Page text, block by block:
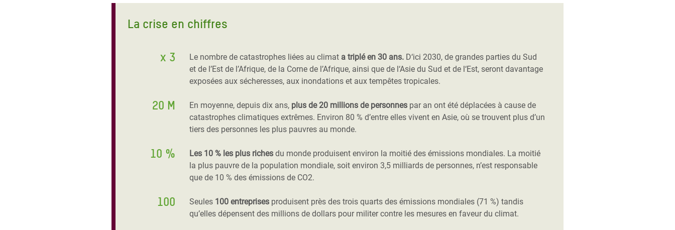
La crise en chiffres
x 3 Le nombre de catastrophes liées au climat a triplé en 30 ans. D‘ici 2030, de grandes parties du Sud
et de l’Est de l’Afrique, de la Corne de l’Afrique, ainsi que de l‘Asie du Sud et de l‘Est, seront davantage
exposées aux sécheresses, aux inondations et aux tempêtes tropicales.
20 M En moyenne, depuis dix ans, plus de 20 millions de personnes par an ont été déplacées à cause de
catastrophes climatiques extrêmes. Environ 80 % d’entre elles vivent en Asie, où se trouvent plus d’un
tiers des personnes les plus pauvres au monde.
10 % Les 10 % les plus riches du monde produisent environ la moitié des émissions mondiales. La moitié
la plus pauvre de la population mondiale, soit environ 3,5 milliards de personnes, n’est responsable
que de 10 % des émissions de CO2.
100 Seules 100 entreprises produisent près des trois quarts des émissions mondiales (71 %) tandis
qu’elles dépensent des millions de dollars pour militer contre les mesures en faveur du climat.